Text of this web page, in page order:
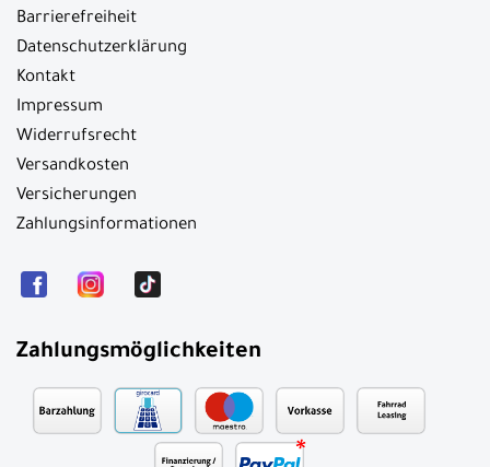
Barrierefreiheit
Datenschutzerklärung
Kontakt
Impressum
Widerrufsrecht
Versandkosten
Versicherungen
Zahlungsinformationen
Zahlungsmöglichkeiten